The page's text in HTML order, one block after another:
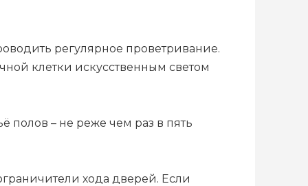
регулярное проветривание.
клетки искусственным светом
полов – не реже чем раз в пять
хода дверей. Если